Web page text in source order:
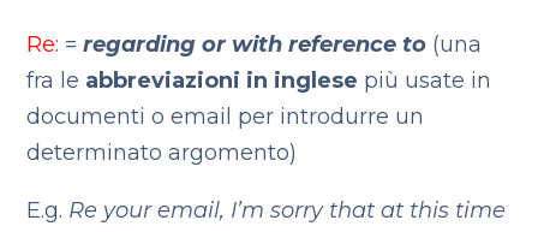
Re: =regarding or with reference to (una
fra le abbreviazioni in inglese più usate in
documenti o email per introdurre un
determinato argomento)
E.g. Re your email, I’m sorry that at this time